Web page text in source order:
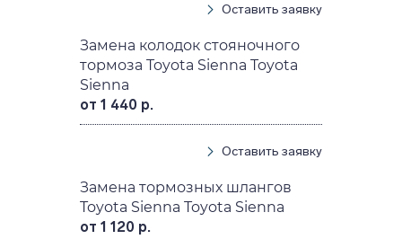
Оставить заявку
Замена колодок стояночного
тормоза Toyota Sienna Toyota
Sienna
от 1 440 р.
Оставить заявку
Замена тормозных шлангов
Toyota Sienna Toyota Sienna
от 1 120 р.